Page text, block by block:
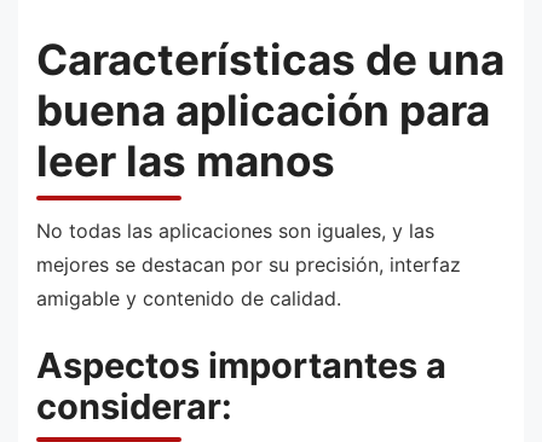
Características de una
buena aplicación para
leer las manos
No todas las aplicaciones son iguales, y las
mejores se destacan por su precisión, interfaz
amigable y contenido de calidad.
Aspectos importantes a
considerar: